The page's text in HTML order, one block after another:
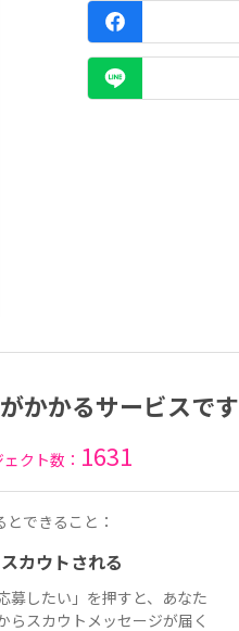
かかるサービスです
クト数： 1631
できること：
カウトされる
募したい」を押すと、あなた
らスカウトメッセージが届く